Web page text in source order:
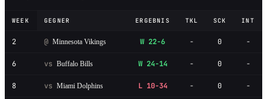
WEEK GEGNER ERGEBNIS TKL SCK INT
2 @ Minnesota Vikings W 22-6 - 0 -
6 vs Buffalo Bills W 24-14 - 0 -
8 vs Miami Dolphins L 10-34 - 0 -